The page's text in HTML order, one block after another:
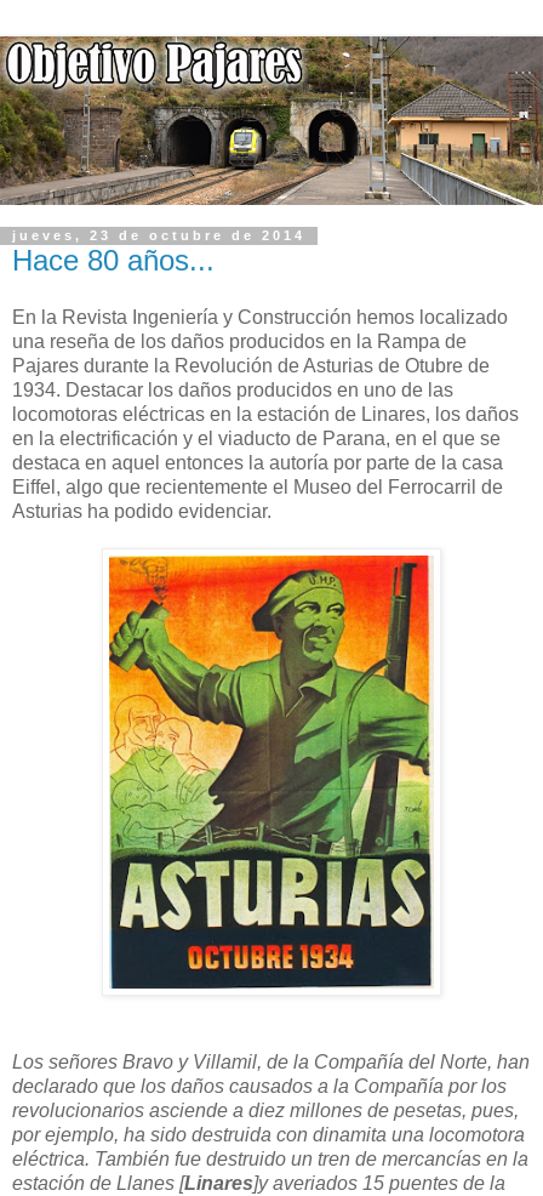
jueves, 23 de octubre de 2014
Hace 80 años...
En la Revista Ingeniería y Construcción hemos localizado
una reseña de los daños producidos en la Rampa de
Pajares durante la Revolución de Asturias de Otubre de
1934. Destacar los daños producidos en uno de las
locomotoras eléctricas en la estación de Linares, los daños
en la electrificación y el viaducto de Parana, en el que se
destaca en aquel entonces la autoría por parte de la casa
Eiffel, algo que recientemente el Museo del Ferrocarril de
Asturias ha podido evidenciar.
Los señores Bravo y Villamil, de la Compañía del Norte, han
declarado que los daños causados a la Compañía por los
revolucionarios asciende a diez millones de pesetas, pues,
por ejemplo, ha sido destruida con dinamita una locomotora
eléctrica. También fue destruido un tren de mercancías en la
estación de Llanes [Linares]y averiados 15 puentes de la